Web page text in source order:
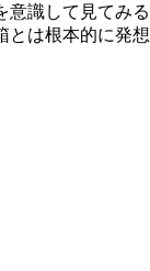
意識して見てみる
とは根本的に発想